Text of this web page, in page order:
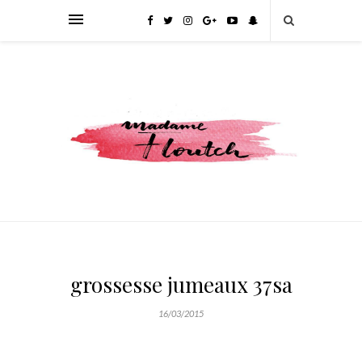
grossesse jumeaux 37sa
16/03/2015